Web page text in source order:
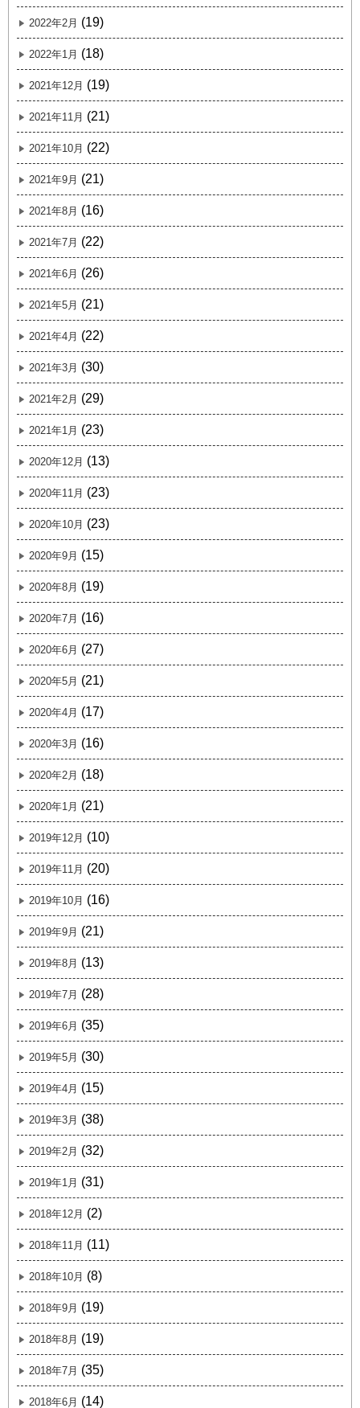
2022年2月 (19)
2022年1月 (18)
2021年12月 (19)
2021年11月 (21)
2021年10月 (22)
2021年9月 (21)
2021年8月 (16)
2021年7月 (22)
2021年6月 (26)
2021年5月 (21)
2021年4月 (22)
2021年3月 (30)
2021年2月 (29)
2021年1月 (23)
2020年12月 (13)
2020年11月 (23)
2020年10月 (23)
2020年9月 (15)
2020年8月 (19)
2020年7月 (16)
2020年6月 (27)
2020年5月 (21)
2020年4月 (17)
2020年3月 (16)
2020年2月 (18)
2020年1月 (21)
2019年12月 (10)
2019年11月 (20)
2019年10月 (16)
2019年9月 (21)
2019年8月 (13)
2019年7月 (28)
2019年6月 (35)
2019年5月 (30)
2019年4月 (15)
2019年3月 (38)
2019年2月 (32)
2019年1月 (31)
2018年12月 (2)
2018年11月 (11)
2018年10月 (8)
2018年9月 (19)
2018年8月 (19)
2018年7月 (35)
2018年6月 (14)